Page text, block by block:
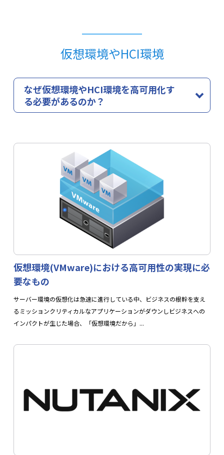
仮想環境やHCI環境
なぜ仮想環境やHCI環境を高可用化す
る必要があるのか？
数のシステムをまとめて管理し、効率よく運用できる仕
仮想環境やHCIは柔軟性や効率性に優れていますが、物理
ホストレベルの冗長化だけでは十分な障害対策とは言え
ません。仮想マシンやアプリケーションレベルでの障害
はサービス停止やデータ損失につながります。
LifeKeeperは、仮想マシンやアプリケーションまで包括
的に監視・自動復旧を行うことで、仮想環境やHCIの安定
関連資料
仮想環境(VMware)における高可用性の実現に必
要なもの
サーバー環境の仮想化は急速に進行している中、ビジネスの根幹を支え
るミッションクリティカルなアプリケーションがダウンしビジネスへの
インパクトが生じた場合、「仮想環境だから」...